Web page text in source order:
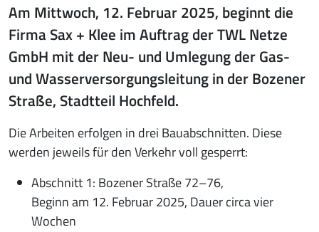
Am Mittwoch, 12. Februar 2025, beginnt die
Firma Sax + Klee im Auftrag der TWL Netze
GmbH mit der Neu- und Umlegung der Gas-
und Wasserversorgungsleitung in der Bozener
Straße, Stadtteil Hochfeld.
Die Arbeiten erfolgen in drei Bauabschnitten. Diese
werden jeweils für den Verkehr voll gesperrt:
Abschnitt 1: Bozener Straße 72–76,
Beginn am 12. Februar 2025, Dauer circa vier
Wochen